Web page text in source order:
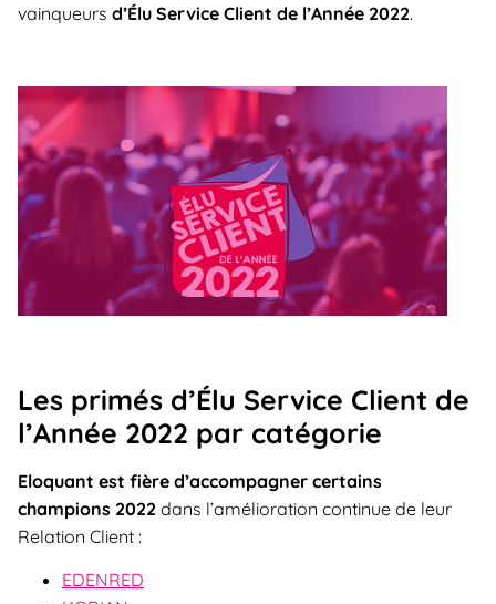
vainqueurs d’Élu Service Client de l’Année 2022.
Les primés d’Élu Service Client de
l’Année 2022 par catégorie
Eloquant est fière d’accompagner certains
champions 2022 dans l’amélioration continue de leur
Relation Client :
EDENRED